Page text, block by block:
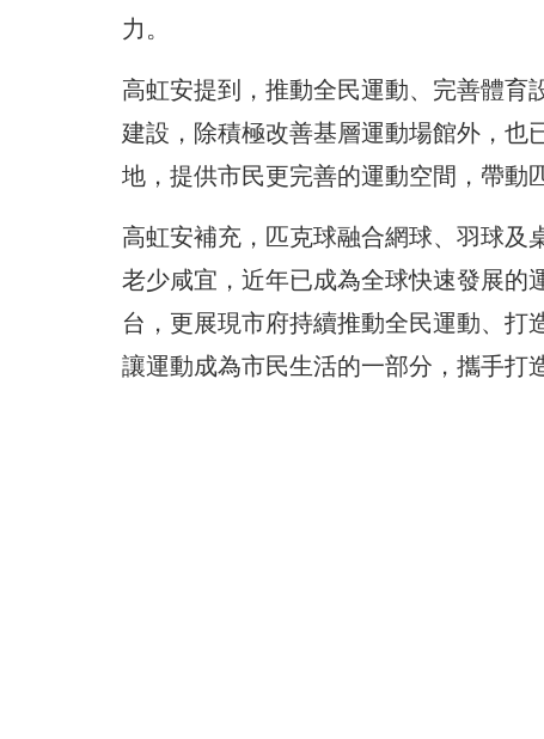
力。
高虹安提到，推動全民運動、完善體育
建設，除積極改善基層運動場館外，也
地，提供市民更完善的運動空間，帶動
高虹安補充，匹克球融合網球、羽球及
老少咸宜，近年已成為全球快速發展的
台，更展現市府持續推動全民運動、打
讓運動成為市民生活的一部分，攜手打